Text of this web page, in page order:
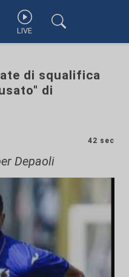
LIVE
di squalifica
di
42 sec
Depaoli